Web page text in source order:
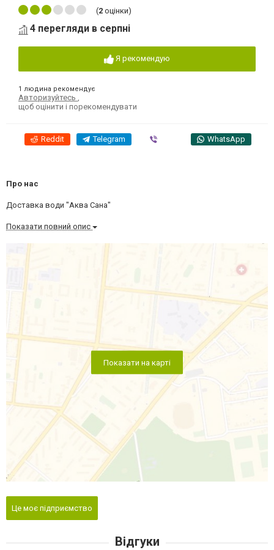
(2 оцінки)
4 перегляди в серпні
Я рекомендую
1 людина рекомендує
Авторизуйтесь
щоб оцінити і порекомендувати
Reddit Telegram WhatsApp
Про нас
Доставка води "Аква Сана"
Показати повний опис
Показати на карті
Це моє підприємство
Відгуки